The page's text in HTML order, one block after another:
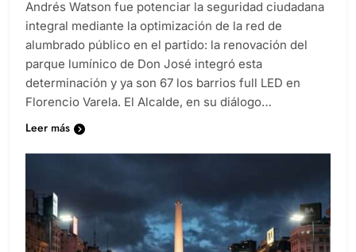
Andrés Watson fue potenciar la seguridad ciudadana
integral mediante la optimización de la red de
alumbrado público en el partido: la renovación del
parque lumínico de Don José integró esta
determinación y ya son 67 los barrios full LED en
Florencio Varela. El Alcalde, en su diálogo…
Leer más